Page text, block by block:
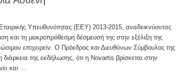
Υπευθυνότητας (ΕΕΥ) 2013-2015, αναδεικνύοντας
και τη μακροπρόθεσμη δέσμευσή της στην εξέλιξη της
επιχειρείν. Ο Πρόεδρος και Διευθύνων Σύμβουλος της
της εκδήλωσης, ότι η Novartis βρίσκεται στην
και …